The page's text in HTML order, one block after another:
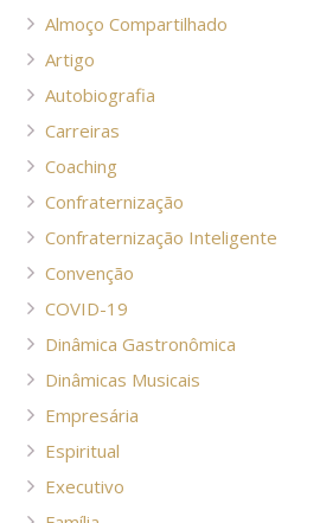
Almoço Compartilhado
Artigo
Autobiografia
Carreiras
Coaching
Confraternização
Confraternização Inteligente
Convenção
COVID-19
Dinâmica Gastronômica
Dinâmicas Musicais
Empresária
Espiritual
Executivo